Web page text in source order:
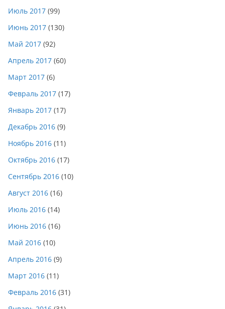
Июль 2017 (99)
Июнь 2017 (130)
Май 2017 (92)
Апрель 2017 (60)
Март 2017 (6)
Февраль 2017 (17)
Январь 2017 (17)
Декабрь 2016 (9)
Ноябрь 2016 (11)
Октябрь 2016 (17)
Сентябрь 2016 (10)
Август 2016 (16)
Июль 2016 (14)
Июнь 2016 (16)
Май 2016 (10)
Апрель 2016 (9)
Март 2016 (11)
Февраль 2016 (31)